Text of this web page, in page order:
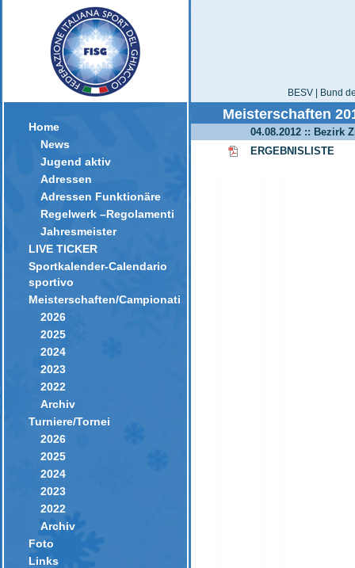
Home
News
Jugend aktiv
Adressen
Adressen Funktionäre
Regelwerk –Regolamenti
Jahresmeister
LIVE TICKER
Sportkalender-Calendario
sportivo
Meisterschaften/Campionati
2026
2025
2024
2023
2022
Archiv
Turniere/Tornei
2026
2025
2024
2023
2022
Archiv
Foto
Links
BESV | Bund
Meisterschaften
04.08.2012 :: Bezirk
ERGEBNISLISTE